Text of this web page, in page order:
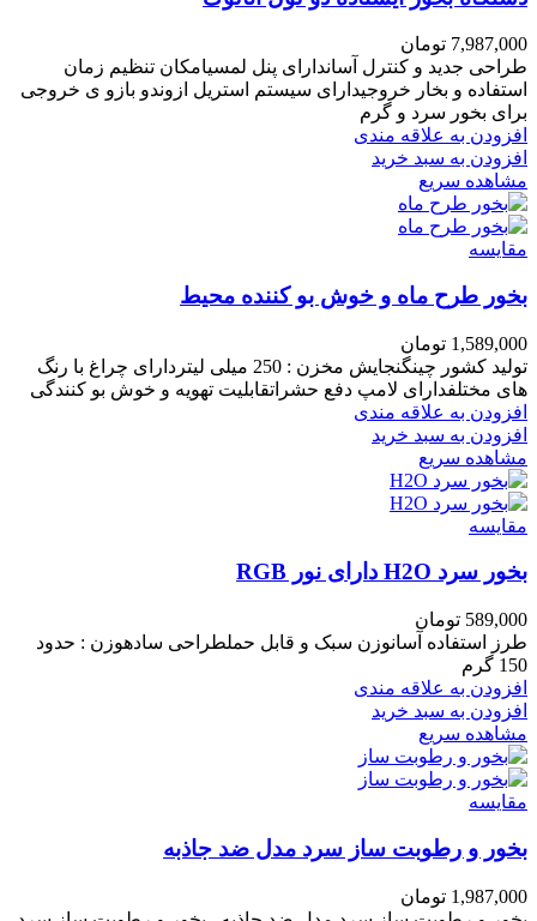
7,987,000 تومان
طراحی جدید و کنترل آساندارای پنل لمسیامکان تنظیم زمان
استفاده و بخار خروجیدارای سیستم استریل ازوندو بازو ی خروجی
برای بخور سرد و گرم
افزودن به علاقه مندی
افزودن به سبد خرید
مشاهده سریع
مقایسه
بخور طرح ماه و خوش بو کننده محیط
1,589,000 تومان
تولید کشور چینگنجایش مخزن : 250 میلی لیتردارای چراغ با رنگ
های مختلفدارای لامپ دفع حشراتقابلیت تهویه و خوش بو کنندگی
افزودن به علاقه مندی
افزودن به سبد خرید
مشاهده سریع
مقایسه
بخور سرد H2O دارای نور RGB
589,000 تومان
طرز استفاده آسانوزن سبک و قابل حملطراحی سادهوزن : حدود
150 گرم
افزودن به علاقه مندی
افزودن به سبد خرید
مشاهده سریع
مقایسه
بخور و رطوبت ساز سرد مدل ضد جاذبه
1,987,000 تومان